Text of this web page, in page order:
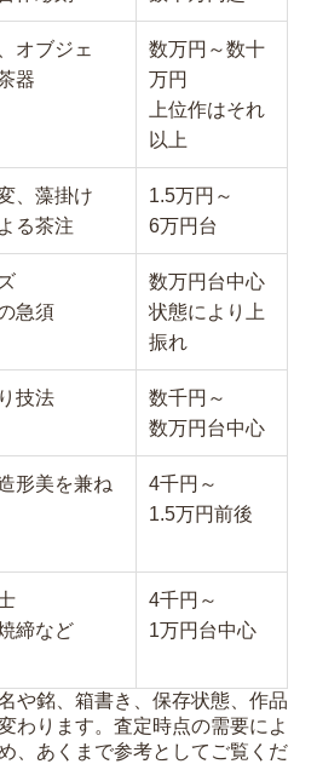
オブジェ
器
数万円～数十
万円
上位作はそれ
以上
、藻掛け
る茶注
1.5万円～
6万円台
急須
数万円台中心
状態により上
振れ
技法
数千円～
数万円台中心
形美を兼ね
4千円～
1.5万円前後
締など
4千円～
1万円台中心
や銘、箱書き、保存状態、作品
わります。査定時点の需要によ
、あくまで参考としてご覧くだ